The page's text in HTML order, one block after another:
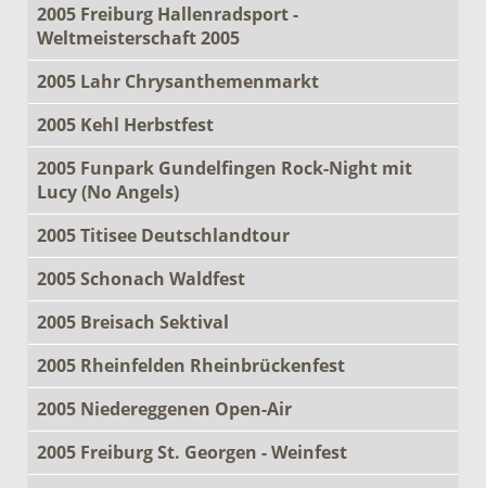
2005 Freiburg Hallenradsport -
Weltmeisterschaft 2005
2005 Lahr Chrysanthemenmarkt
2005 Kehl Herbstfest
2005 Funpark Gundelfingen Rock-Night mit
Lucy (No Angels)
2005 Titisee Deutschlandtour
2005 Schonach Waldfest
2005 Breisach Sektival
2005 Rheinfelden Rheinbrückenfest
2005 Niedereggenen Open-Air
2005 Freiburg St. Georgen - Weinfest